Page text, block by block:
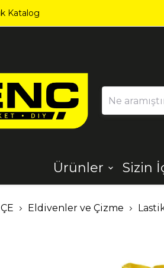
Katalog
Ürünler
Aydınlatma
Sizin
Eldivenler ve Çizme